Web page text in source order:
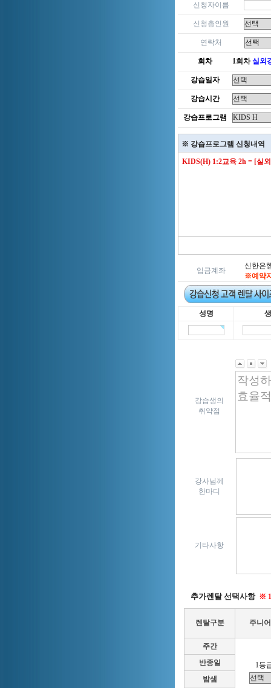
신청자이름
신청총인원
연락처
회차 1회차실외
강습일자
강습시간
강습프로그램
※ 강습프로그램 신청내역
입금계좌
신한은
※예약
성명
강습생의
취약점
강사님께
한마디
기타사항
추가렌탈 선택사항 ※ 1
렌탈구분 주니
주간
1등
반종일
밤샘